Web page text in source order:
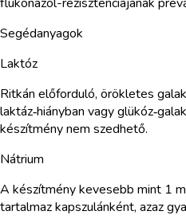
Segédanyagok
Laktóz
Ritkán előforduló, örökletes
laktáz‑hiányban vagy
készítmény nem szedhető.
Nátrium
A készítmény kevesebb mint 1
tartalmaz kapszulánként, azaz